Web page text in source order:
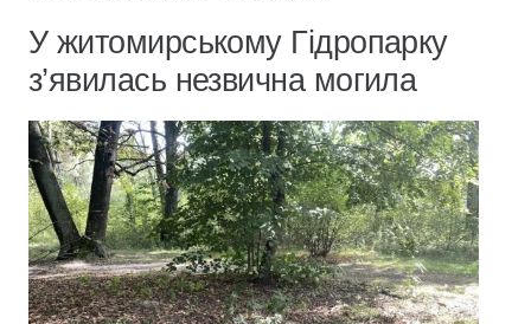
У житомирському Гідропарку
з’явилась незвична могила